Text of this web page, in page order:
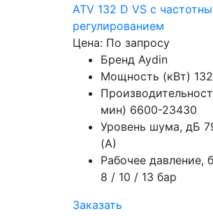
ATV 132 D VS с
регулированием
Цена: По запросу
Бренд Aydin
Мощность (кВт)
мин) 6600-23430
Уровень шума, дБ
(А)
Рабочее давление,
8 / 10 / 13 бар
Заказать